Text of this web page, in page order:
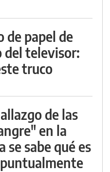
de papel de
del televisor:
truco
de las
en la
sabe qué es